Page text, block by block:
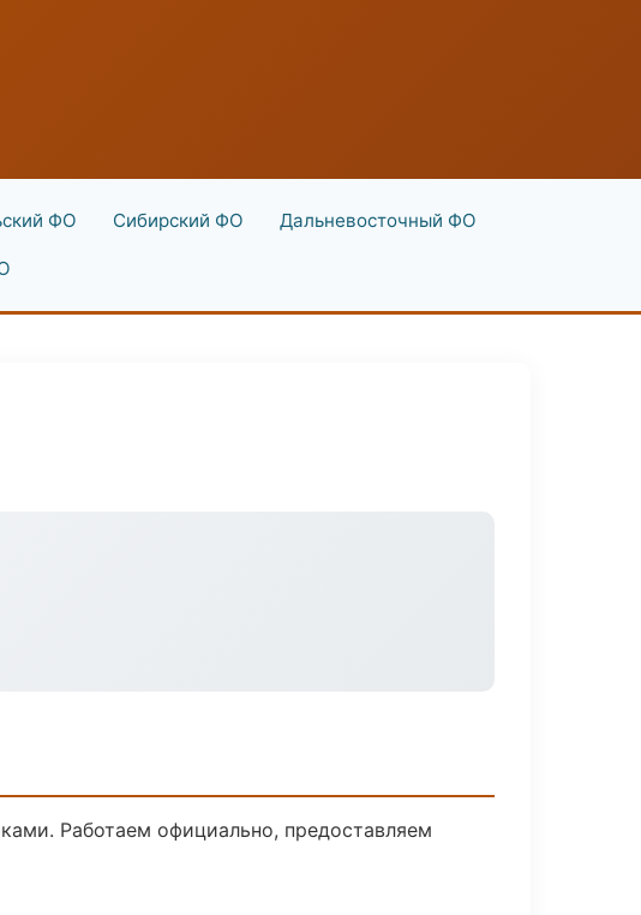
ФО Сибирский ФО Дальневосточный ФО
Работаем официально, предоставляем